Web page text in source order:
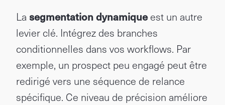
La segmentation dynamiqueest un autre
levier clé. Intégrez des branches
conditionnelles dans vos workflows. Par
exemple, un prospect peu engagé peut être
redirigé vers une séquence de relance
spécifique. Ce niveau de précision améliore